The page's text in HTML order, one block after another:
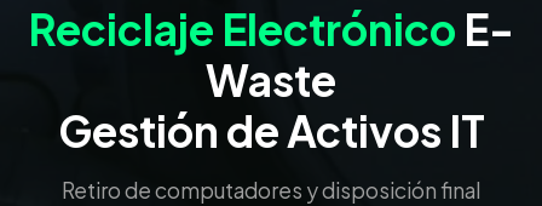
Reciclaje Electrónico E-
Waste
Gestión de Activos IT
Retiro de computadores y disposición final